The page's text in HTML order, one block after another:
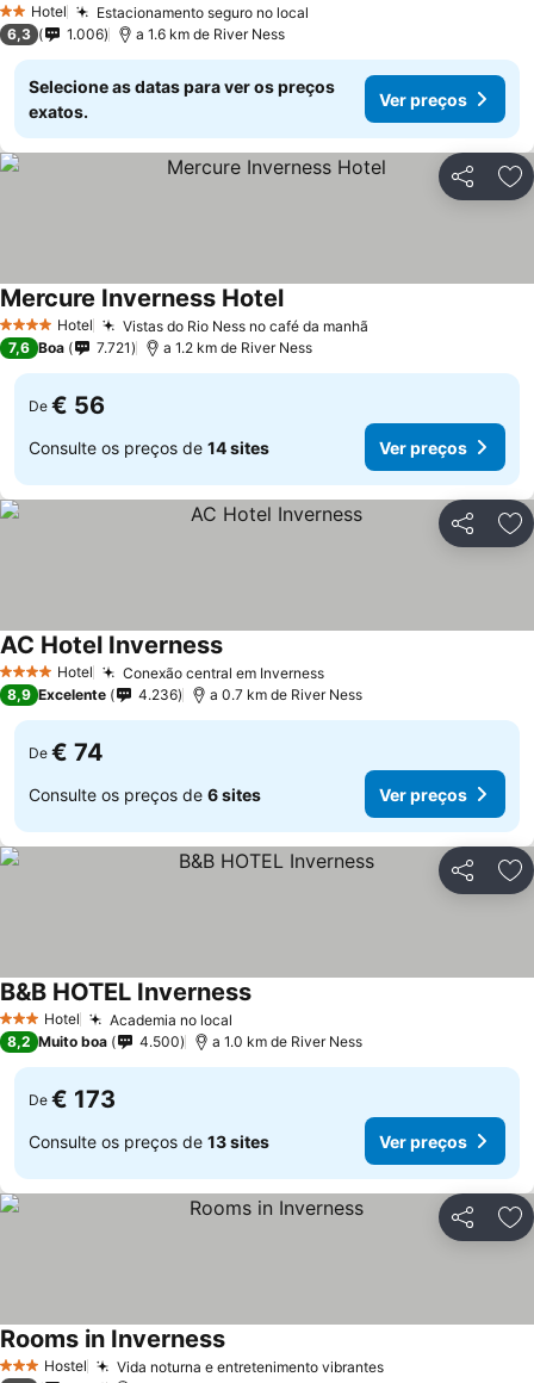
2 Estrelas
Hotel Estacionamento seguro no local
6,3 1.006 a 1.6 km de River Ness
Selecione as datas para ver os preços
exatos.
Ver preços
Partilhar
4 EstrelasHotel Vistas do Rio Ness no café da manhã
Mercure Inverness Hotel
7,6 Boa 7.721 a 1.2 km de River Ness
De € 56
Consulte os preços de 14 sites Ver preços
Partilhar
4 EstrelasHotel Conexão central em Inverness
AC Hotel Inverness
8,9 Excelente 4.236 a 0.7 km de River Ness
De € 74
Consulte os preços de 6 sites Ver preços
Partilhar
3 EstrelasHotel Academia no local
B&B HOTEL Inverness
8,2 Muito boa 4.500 a 1.0 km de River Ness
De € 173
Consulte os preços de 13 sites Ver preços
Partilhar
3 EstrelasHostel Vida noturna e entretenimento vibrantes
Rooms in Inverness